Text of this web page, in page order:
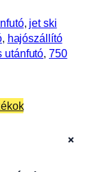
, jet ski
, hajószállító
utánfutó , 750
+